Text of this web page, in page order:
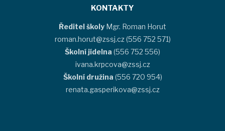
KONTAKTY
Ředitel školy Mgr. Roman Horut
roman.horut@zssj.cz (556 752 571)
Školní jídelna (556 752 556)
ivana.krpcova@zssj.cz
Školní družina (556 720 954)
renata.gasperikova@zssj.cz